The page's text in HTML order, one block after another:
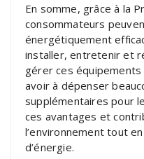
En somme, grâce à la
consommateurs
énergétiquement
installer, entretenir et
gérer ces
avoir à dépenser
supplémentaires pour
ces avantages et
l’environnement tout
d’énergie.